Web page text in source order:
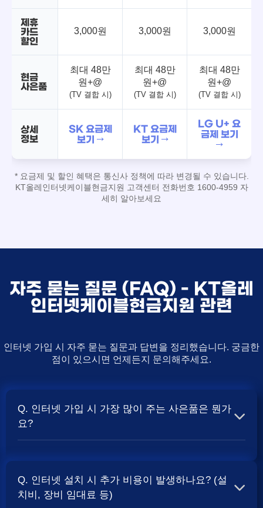
제휴
카드
할인
3,000원 3,000원 3,000원
현금
사은품
최대 48만
원+@
(TV 결합 시)
최대 48만
원+@
(TV 결합 시)
최대 48만
원+@
(TV 결합 시)
상세
정보
SK 요금제
보기 →
KT 요금제
보기 →
LG U+ 요
금제 보기
→
* 요금제 및 할인 혜택은 통신사 정책에 따라 변경될 수 있습니다.
KT올레인터넷케이블현금지원 고객센터 전화번호 1600-4959 자
세히 알아보세요
자주 묻는 질문 (FAQ) - KT올레
인터넷케이블현금지원 관련
인터넷 가입 시 자주 묻는 질문과 답변을 정리했습니다. 궁금한
점이 있으시면 언제든지 문의해주세요.
Q. 인터넷 가입 시 가장 많이 주는 사은품은 뭔가
요?
보통 500Mbps 또는 1Gbps 인터넷을 TV와 결합하여 가입
할 때 현금 사은품 및 상품권 혜택이 더 크게 지급되는 경향
Q. 인터넷 설치 시 추가 비용이 발생하나요? (설
치비, 장비 임대료 등)